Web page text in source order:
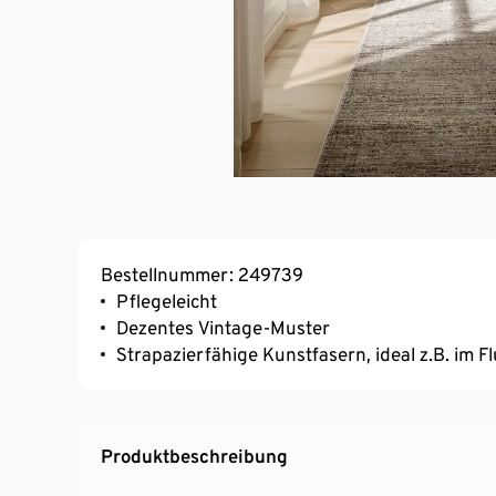
Bestellnummer: 249739
Pflegeleicht
Dezentes Vintage-Muster
Strapazierfähige Kunstfasern, ideal z.B. im
Produktbeschreibung